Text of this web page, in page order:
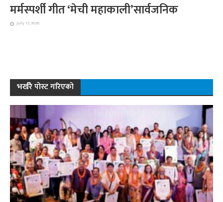
मर्मस्पर्शी गीत ‘मेची महाकाली’सार्वजनिक
July 17, 2026
भर्खरै पोस्ट गरिएको